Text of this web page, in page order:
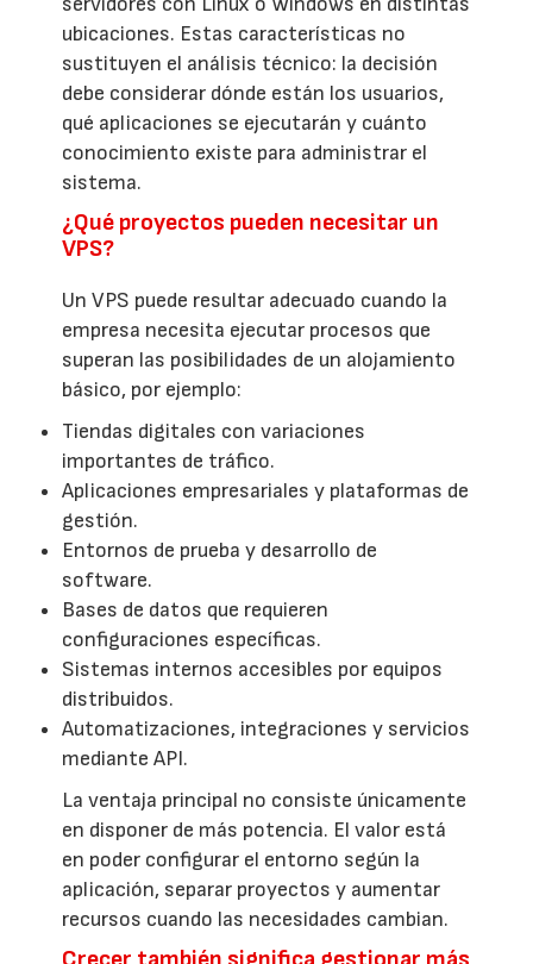
ubicaciones. Estas características no
sustituyen el análisis técnico: la decisión
debe considerar dónde están los usuarios,
qué aplicaciones se ejecutarán y cuánto
conocimiento existe para administrar el
sistema.
¿Qué proyectos pueden necesitar un
VPS?
Un VPS puede resultar adecuado cuando la
empresa necesita ejecutar procesos que
superan las posibilidades de un alojamiento
básico, por ejemplo:
Tiendas digitales con variaciones
importantes de tráfico.
Aplicaciones empresariales y plataformas de
gestión.
Entornos de prueba y desarrollo de
software.
Bases de datos que requieren
configuraciones específicas.
Sistemas internos accesibles por equipos
distribuidos.
Automatizaciones, integraciones y servicios
mediante API.
La ventaja principal no consiste únicamente
en disponer de más potencia. El valor está
en poder configurar el entorno según la
aplicación, separar proyectos y aumentar
recursos cuando las necesidades cambian.